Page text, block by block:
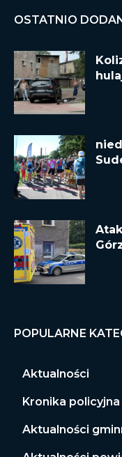
OSTATNIO
POPULARNE
Aktualności
Kronika policyjna
Aktualności